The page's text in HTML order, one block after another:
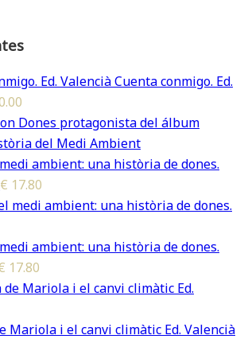
Cuenta conmigo. Ed.
ambient: una història de dones.
€ 17.80
ambient: una història de dones.
17.80
Mariola i el canvi climàtic Ed. Valencià